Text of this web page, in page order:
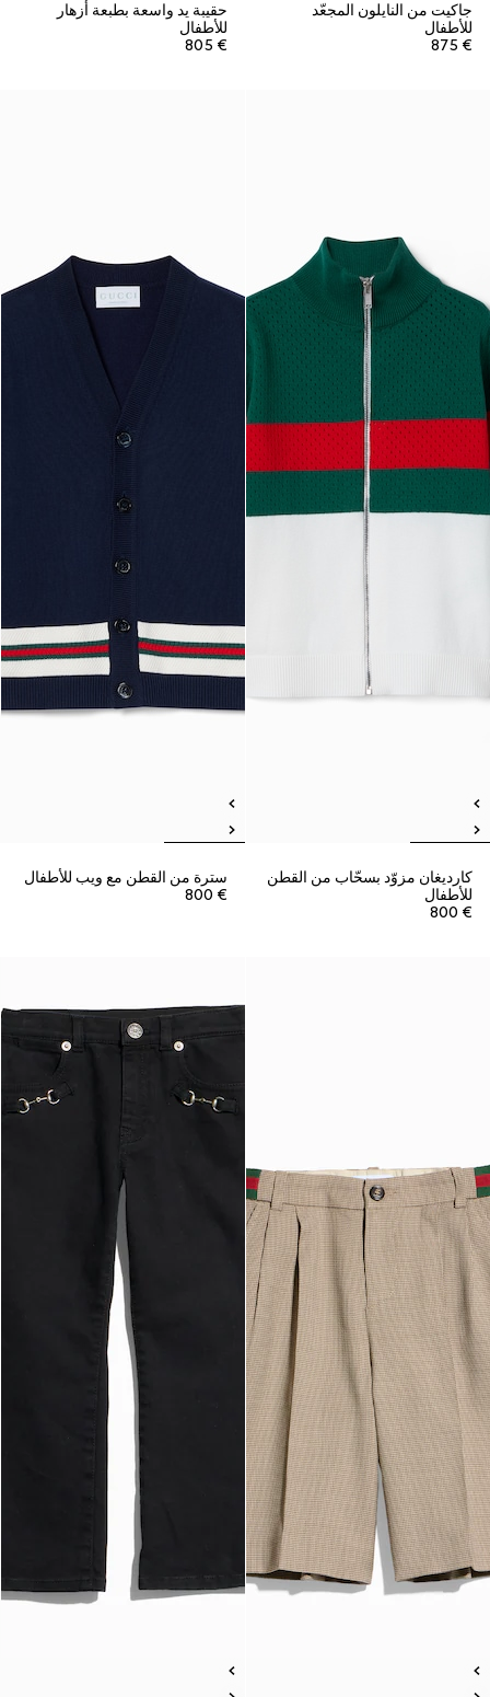
جاكيت من النايلون المجعّد
للأطفال
€ 875
حقيبة يد واسعة بطبعة أزهار
للأطفال
€ 805
كارديغان مزوّد بسحّاب من القطن
للأطفال
€ 800
سترة من القطن مع ويب للأطفال
€ 800